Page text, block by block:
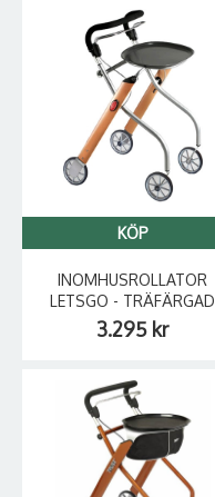
KÖP
INOMHUSROLLATOR
LETSGO - TRÄFÄRGAD
3.295 kr